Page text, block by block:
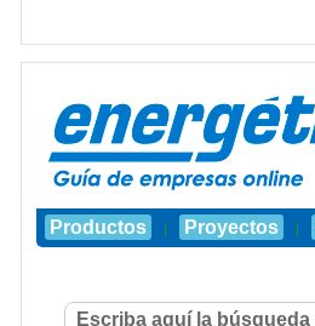
Productos | Proyectos |